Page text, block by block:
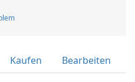
Kaufen Bearbeiten